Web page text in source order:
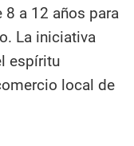
8 a 12 años para
La iniciativa
espíritu
local de